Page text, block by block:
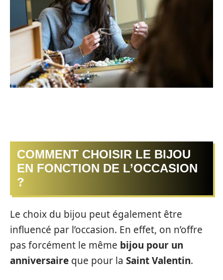
COMMENT CHOISIR LE BIJOU
EN FONCTION DE L’OCCASION
?
Le choix du bijou peut également être
influencé par l’occasion. En effet, on n’offre
pas forcément le même bijou pour un
anniversaire que pour la Saint Valentin.